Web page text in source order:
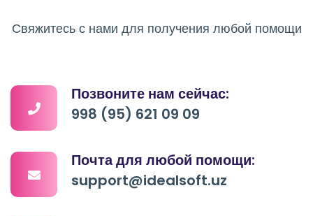
Свяжитесь с нами для получения любой помощи
Позвоните нам сейчас:
998 (95) 621 09 09
Почта для любой помощи:
support@idealsoft.uz